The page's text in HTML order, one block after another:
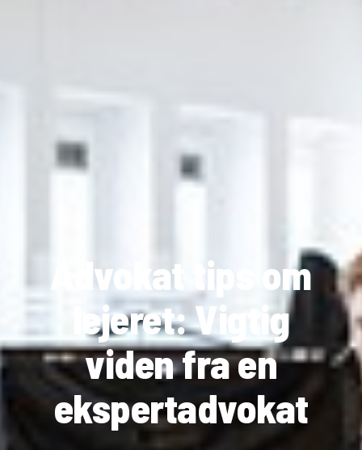
Advokat tips om
lejeret: Vigtig
viden fra en
ekspertadvokat